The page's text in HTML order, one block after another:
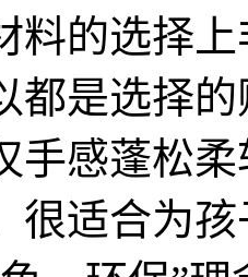
料的选择
都是选择
手感蓬松
很适合为